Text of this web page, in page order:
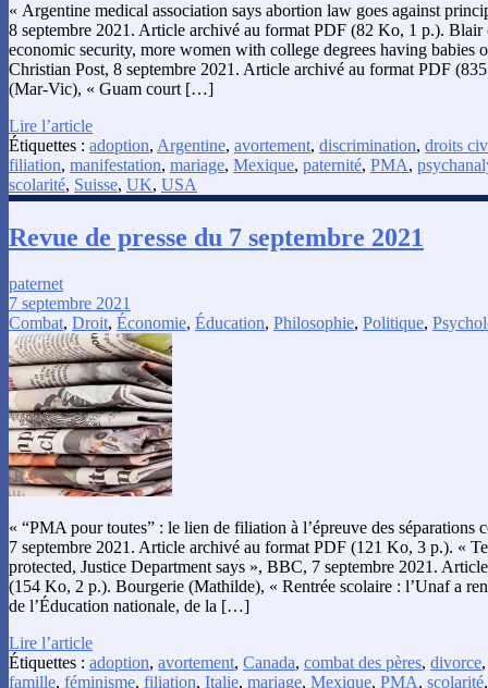
« Argentine medical association says abortion law goes against
8 septembre 2021. Article archivé au format PDF (82 Ko, 1 p.). Blair
economic security, more women with college degrees having babies
Christian Post, 8 septembre 2021. Article archivé au format PDF
(Mar-Vic), « Guam court […]
Lire l’article
Étiquettes : adoption, Argentine, avortement, discrimination, droits
filiation, manifestation, mariage, Mexique, paternité, PMA,
scolarité, Suisse, UK, USA
Revue de presse du 7 septembre 2021
paternet
7 septembre 2021
Combat, Droit, Économie, Éducation, Philosophie, Politique,
« “PMA pour toutes” : le lien de filiation à l’épreuve des séparations
7 septembre 2021. Article archivé au format PDF (121 Ko, 3 p.). «
protected, Justice Department says », BBC, 7 septembre 2021.
(154 Ko, 2 p.). Bourgerie (Mathilde), « Rentrée scolaire : l’Unaf a
de l’Éducation nationale, de la […]
Lire l’article
Étiquettes : adoption, avortement, Canada, combat des pères, divorce
famille, féminisme, filiation, Italie, mariage, Mexique, PMA, scolarité